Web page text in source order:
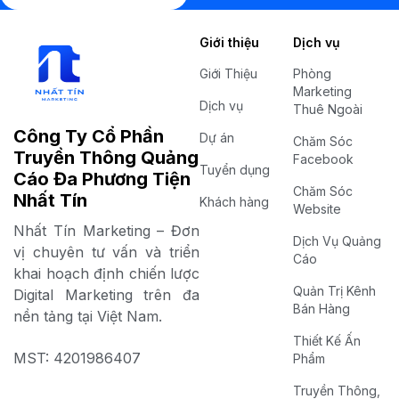
Công Ty Cổ Phần
Truyền Thông Quảng
Cáo Đa Phương Tiện
Nhất Tín
Nhất Tín Marketing – Đơn
vị chuyên tư vấn và triển
khai hoạch định chiến lược
Digital Marketing trên đa
nền tảng tại Việt Nam.
MST: 4201986407
Giới thiệu
Giới Thiệu
Dịch vụ
Dự án
Tuyển dụng
Khách hàng
Dịch vụ
Phòng
Marketing
Thuê Ngoài
Chăm Sóc
Facebook
Chăm Sóc
Website
Dịch Vụ Quảng
Cáo
Quản Trị Kênh
Bán Hàng
Thiết Kế Ấn
Phẩm
Truyền Thông,